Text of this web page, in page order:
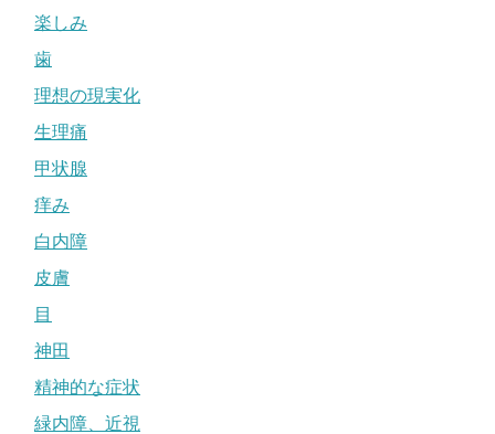
楽しみ
歯
理想の現実化
生理痛
甲状腺
痒み
白内障
皮膚
目
神田
精神的な症状
緑内障、近視